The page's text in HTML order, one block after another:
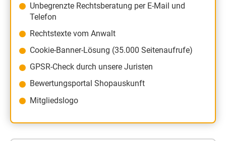
Unbegrenzte Rechtsberatung per E-Mail und
Telefon
Rechtstexte vom Anwalt
Cookie-Banner-Lösung (35.000 Seitenaufrufe)
GPSR-Check durch unsere Juristen
Bewertungsportal Shopauskunft
Mitgliedslogo